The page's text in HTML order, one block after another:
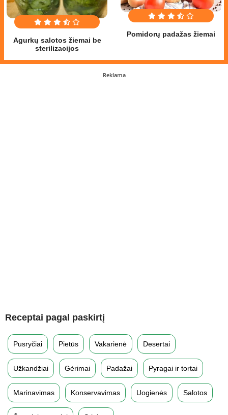
Agurkų salotos žiemai be
sterilizacijos
Pomidorų padažas žiemai
Reklama
Receptai pagal paskirtį
Pusryčiai Pietūs Vakarienė Desertai
Užkandžiai Gėrimai Padažai Pyragai ir tortai
Marinavimas Konservavimas Uogienės Salotos